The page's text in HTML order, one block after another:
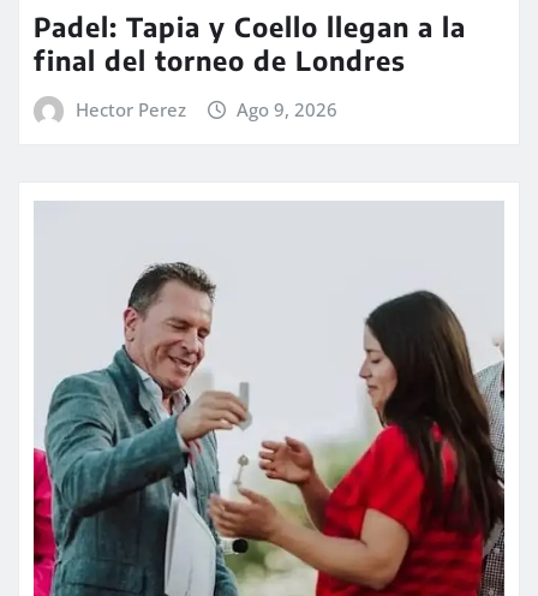
Padel: Tapia y Coello llegan a la
final del torneo de Londres
Hector Perez Ago 9, 2026